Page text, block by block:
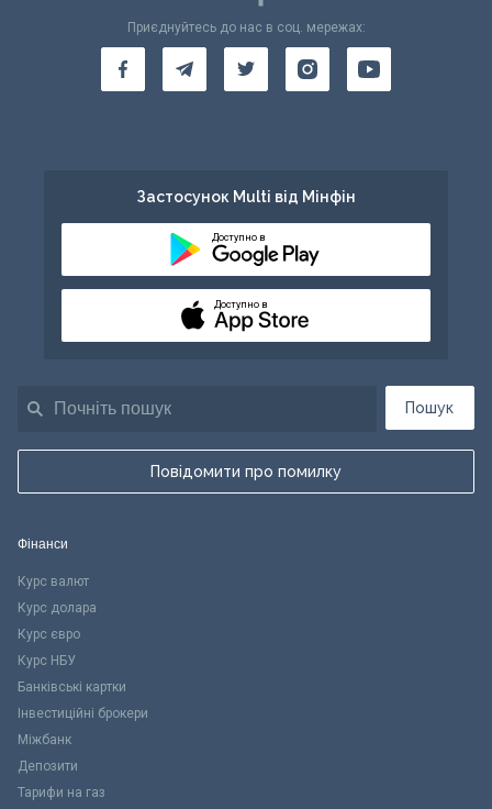
Пошук
Повідомити про помилку
Приєднуйтесь до нас в соц. мережах:
Застосунок Multi від Мінфін
Доступно в
Доступно в
Фінанси
Курс валют
Курс долара
Курс євро
Курс НБУ
Банківські картки
Інвестиційні брокери
Міжбанк
Депозити
Тарифи на газ